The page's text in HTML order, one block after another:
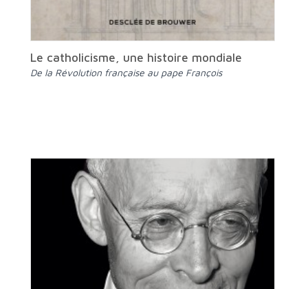
Le catholicisme, une histoire mondiale
De la Révolution française au pape François